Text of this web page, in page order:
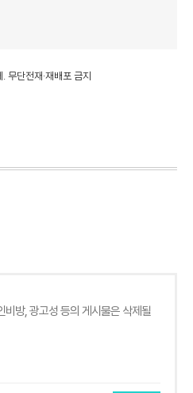
단전재·재배포 금지